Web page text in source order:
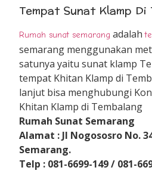
Tempat Sunat Klamp Di
Rumah sunat semarang adalah
semarang menggunakan
satunya yaitu sunat klamp
tempat Khitan Klamp di
lanjut bisa menghubungi
Khitan Klamp di Tembalang
Rumah Sunat Semarang
Alamat : Jl Nogososro No.
Semarang.
Telp : 081-6699-149 / 081-